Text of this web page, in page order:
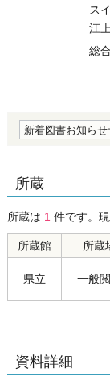
ス
江
総
新着図書お知らせ
所蔵
所蔵は 1 件です。
所蔵館 所蔵
県立 一般
資料詳細